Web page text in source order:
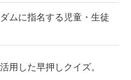
ムに指名する児童・生徒
用した早押しクイズ。